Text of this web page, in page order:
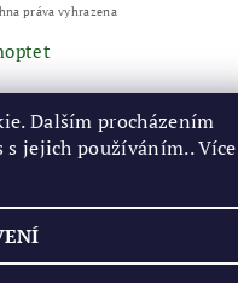
práva vyhrazena
Dalším procházením
jejich používáním.. Více